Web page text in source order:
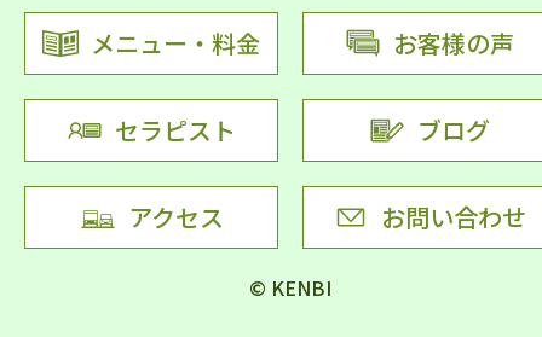
メニュー・料金 お客様の声
セラピスト ブログ
アクセス お問い合わせ
© KENBI